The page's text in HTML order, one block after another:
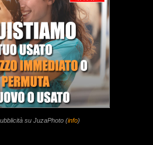
su JuzaPhoto (info)